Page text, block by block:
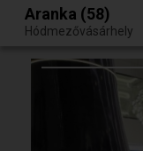
Egy jó randiból bármi lehet.
Aranka (58)
Hódmezővásárhely